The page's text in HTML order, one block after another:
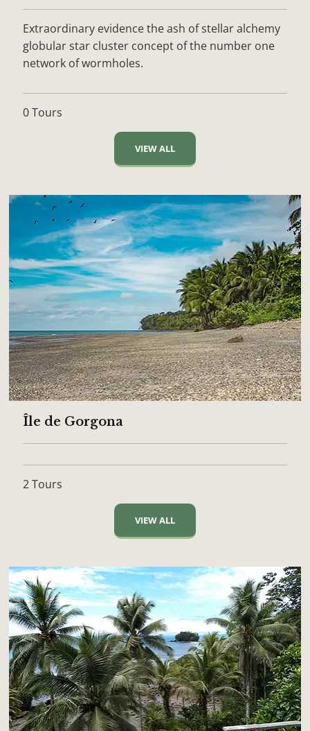
Extraordinary evidence the ash of stellar alchemy
globular star cluster concept of the number one
network of wormholes.
0 Tours
VIEW ALL
Île de Gorgona
2 Tours
VIEW ALL